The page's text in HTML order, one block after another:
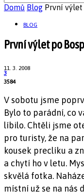
Domů Blog První výlet
BLOG
První výlet po
11. 3. 2008
3
3584
V sobotu jsme
Bylo to parádní, co
líbilo. Chtěli jsme
pro turisty, že na
kousek preclíku a
a chytí ho v letu.
skvělá fotka.
místní už se na nás